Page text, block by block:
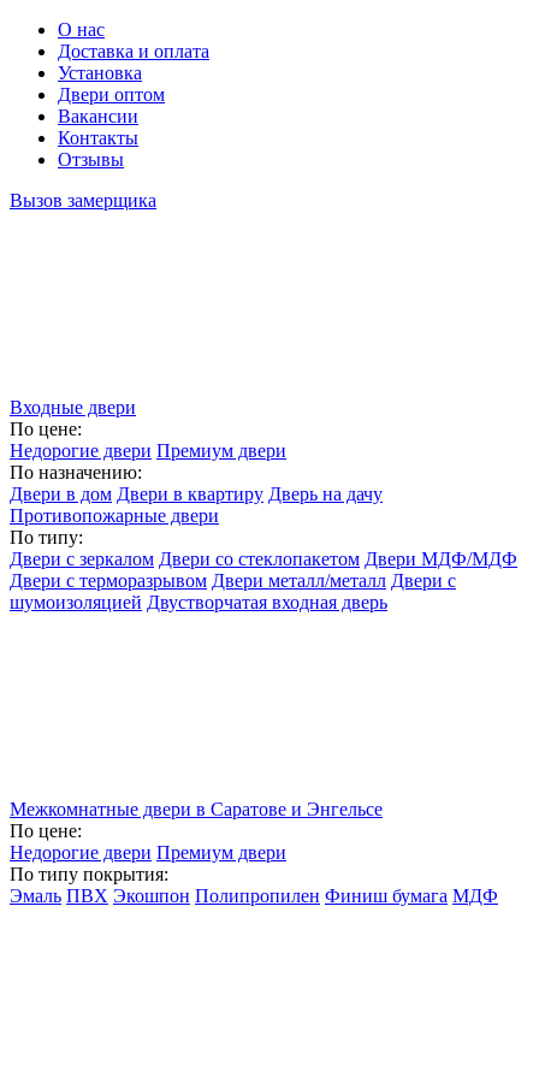
О нас
Доставка и оплата
Установка
Двери оптом
Вакансии
Контакты
Отзывы
Вызов замерщика
Входные двери
По цене:
Недорогие двери Премиум двери
По назначению:
Двери в дом Двери в квартиру Дверь на дачу
Противопожарные двери
По типу:
Двери с зеркалом Двери со стеклопакетом Двери МДФ/МДФ
Двери с терморазрывом Двери металл/металл Двери с
шумоизоляцией Двустворчатая входная дверь
Межкомнатные двери в Саратове и Энгельсе
По цене:
Недорогие двери Премиум двери
По типу покрытия:
Эмаль ПВХ Экошпон Полипропилен Финиш бумага МДФ